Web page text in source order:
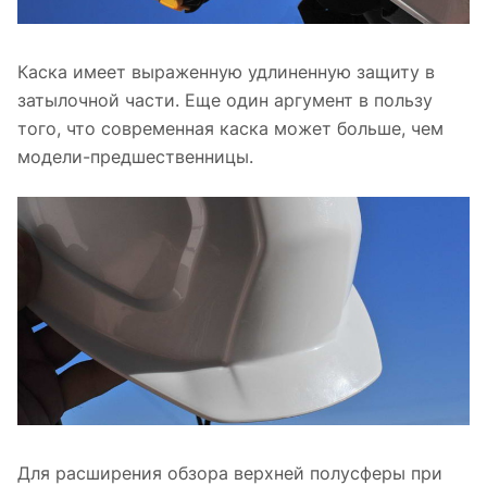
Каска имеет выраженную удлиненную защиту в
затылочной части. Еще один аргумент в пользу
того, что современная каска может больше, чем
модели-предшественницы.
Для расширения обзора верхней полусферы при